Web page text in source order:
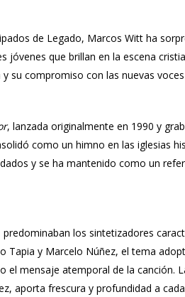
de Legado, Marcos Witt ha
jóvenes que brillan en la escena
y su compromiso con las nuevas
, lanzada originalmente en 1990 y
como un himno en las iglesias
y se ha mantenido como un
predominaban los sintetizadores
Tapia y Marcelo Núñez, el tema
el mensaje atemporal de la canción.
aporta frescura y profundidad a